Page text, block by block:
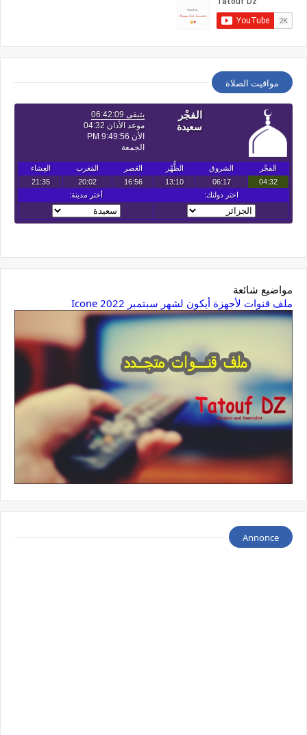
مواقيت الصلاة
مواضيع شائعة
ملف قنوات لأجهزة أيكون لشهر سبتمبر 2022 Icone
Annonce